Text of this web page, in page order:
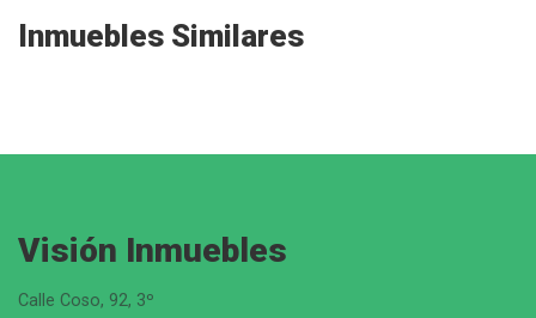
Inmuebles Similares
Visión Inmuebles
Calle Coso, 92, 3º